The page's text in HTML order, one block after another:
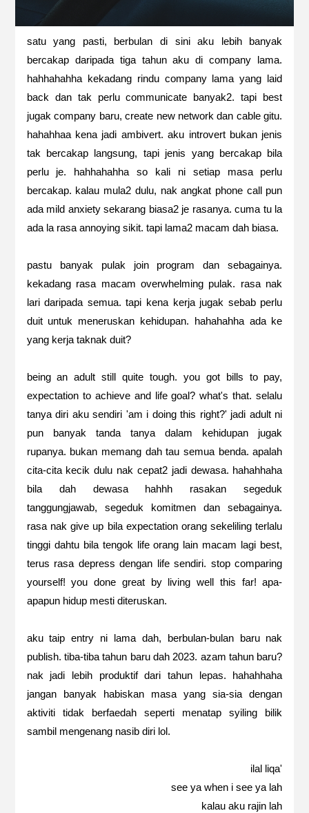
satu yang pasti, berbulan di sini aku lebih banyak
bercakap daripada tiga tahun aku di company lama.
hahhahahha kekadang rindu company lama yang laid
back dan tak perlu communicate banyak2. tapi best
jugak company baru, create new network dan cable gitu.
hahahhaa kena jadi ambivert. aku introvert bukan jenis
tak bercakap langsung, tapi jenis yang bercakap bila
perlu je. hahhahahha so kali ni setiap masa perlu
bercakap. kalau mula2 dulu, nak angkat phone call pun
ada mild anxiety sekarang biasa2 je rasanya. cuma tu la
ada la rasa annoying sikit. tapi lama2 macam dah biasa.
pastu banyak pulak join program dan sebagainya.
kekadang rasa macam overwhelming pulak. rasa nak
lari daripada semua. tapi kena kerja jugak sebab perlu
duit untuk meneruskan kehidupan. hahahahha ada ke
yang kerja taknak duit?
being an adult still quite tough. you got bills to pay,
expectation to achieve and life goal? what's that. selalu
tanya diri aku sendiri 'am i doing this right?' jadi adult ni
pun banyak tanda tanya dalam kehidupan jugak
rupanya. bukan memang dah tau semua benda. apalah
cita-cita kecik dulu nak cepat2 jadi dewasa. hahahhaha
bila dah dewasa hahhh rasakan segeduk
tanggungjawab, segeduk komitmen dan sebagainya.
rasa nak give up bila expectation orang sekeliling terlalu
tinggi dahtu bila tengok life orang lain macam lagi best,
terus rasa depress dengan life sendiri. stop comparing
yourself! you done great by living well this far! apa-
apapun hidup mesti diteruskan.
aku taip entry ni lama dah, berbulan-bulan baru nak
publish. tiba-tiba tahun baru dah 2023. azam tahun baru?
nak jadi lebih produktif dari tahun lepas. hahahhaha
jangan banyak habiskan masa yang sia-sia dengan
aktiviti tidak berfaedah seperti menatap syiling bilik
sambil mengenang nasib diri lol.
ilal liqa'
see ya when i see ya lah
kalau aku rajin lah